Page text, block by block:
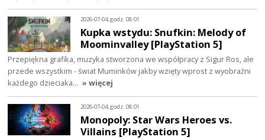
2026-07-04, godz. 08:01
Kupka wstydu: Snufkin: Melody of
Moominvalley [PlayStation 5]
Przepiękna grafika, muzyka stworzona we współpracy z Sigur Ros, ale
przede wszystkim - świat Muminków jakby wzięty wprost z wyobraźni
każdego dzieciaka… » więcej
2026-07-04, godz. 08:01
Monopoly: Star Wars Heroes vs.
Villains [PlayStation 5]